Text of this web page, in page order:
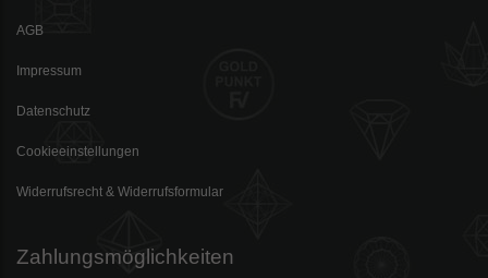
AGB
Impressum
Datenschutz
Cookieeinstellungen
Widerrufsrecht & Widerrufsformular
Zahlungsmöglichkeiten